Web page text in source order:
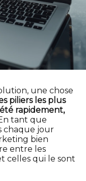
une chose
piliers les plus
rapidement,
tant que
chaque jour
bien
entre les
celles qui le sont